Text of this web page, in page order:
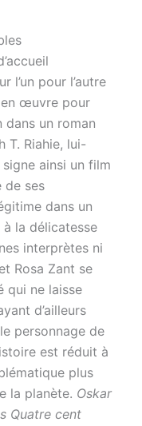
l’un pour l’autre
en œuvre pour
un roman
T. Riahie, lui-
ainsi un film
de ses
dans un
la délicatesse
interprètes ni
Rosa Zant se
qui ne laisse
d’ailleurs
personnage de
est réduit à
plus
la planète. Oskar
Quatre cent